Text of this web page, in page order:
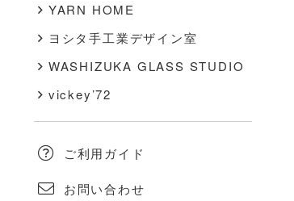
YARN HOME
ヨシタ手工業デザイン室
WASHIZUKA GLASS STUDIO
vickey’72
ご利用ガイド
お問い合わせ